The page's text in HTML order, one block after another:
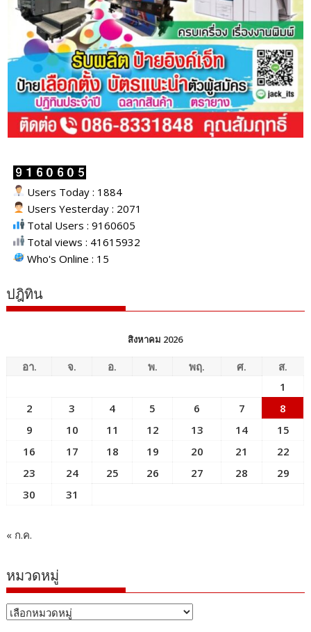
Users Today : 1884
Users Yesterday : 2071
Total Users : 9160605
Total views : 41615932
Who's Online : 15
ปฎิทิน
สิงหาคม 2026
อา. จ. อ. พ. พฤ. ศ.
ส.
1
2
3 4 5 6 7
8
9
10 11 12 13 14
15
16
17 18 19 20 21
22
23
24 25 26 27 28
29
30
31
« ก.ค.
หมวดหมู่
หมวด